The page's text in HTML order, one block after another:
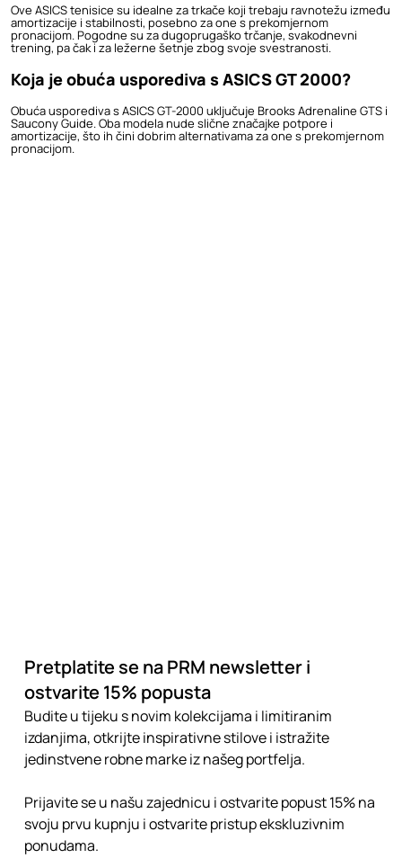
Ove ASICS tenisice su idealne za trkače koji trebaju ravnotežu između
amortizacije i stabilnosti, posebno za one s prekomjernom
pronacijom. Pogodne su za dugoprugaško trčanje, svakodnevni
trening, pa čak i za ležerne šetnje zbog svoje svestranosti.
Koja je obuća usporediva s ASICS GT 2000?
Obuća usporediva s ASICS GT-2000 uključuje Brooks Adrenaline GTS i
Saucony Guide. Oba modela nude slične značajke potpore i
amortizacije, što ih čini dobrim alternativama za one s prekomjernom
pronacijom.
Pretplatite se na PRM newsletter i
ostvarite 15% popusta
Budite u tijeku s novim kolekcijama i limitiranim
izdanjima, otkrijte inspirativne stilove i istražite
jedinstvene robne marke iz našeg portfelja.
Prijavite se u našu zajednicu i ostvarite popust 15% na
svoju prvu kupnju i ostvarite pristup ekskluzivnim
ponudama.